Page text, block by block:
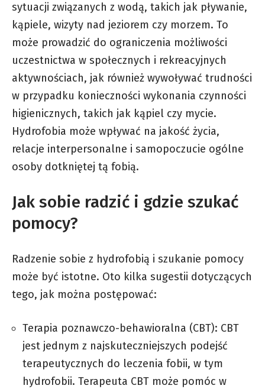
sytuacji związanych z wodą, takich jak pływanie,
kąpiele, wizyty nad jeziorem czy morzem. To
może prowadzić do ograniczenia możliwości
uczestnictwa w społecznych i rekreacyjnych
aktywnościach, jak również wywoływać trudności
w przypadku konieczności wykonania czynności
higienicznych, takich jak kąpiel czy mycie.
Hydrofobia może wpływać na jakość życia,
relacje interpersonalne i samopoczucie ogólne
osoby dotkniętej tą fobią.
Jak sobie radzić i gdzie szukać
pomocy?
Radzenie sobie z hydrofobią i szukanie pomocy
może być istotne. Oto kilka sugestii dotyczących
tego, jak można postępować:
Terapia poznawczo-behawioralna (CBT): CBT
jest jednym z najskuteczniejszych podejść
terapeutycznych do leczenia fobii, w tym
hydrofobii. Terapeuta CBT może pomóc w